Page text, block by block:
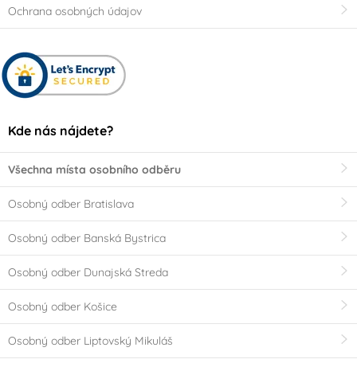
Ochrana osobných údajov
Kde nás nájdete?
Všechna místa osobního odběru
Osobný odber Bratislava
Osobný odber Banská Bystrica
Osobný odber Dunajská Streda
Osobný odber Košice
Osobný odber Liptovský Mikuláš